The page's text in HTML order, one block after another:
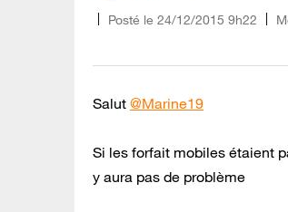
Posté le ‎24/12/2015 9h22
Salut @Marine19
Si les forfait mobiles étaient
y aura pas de problème